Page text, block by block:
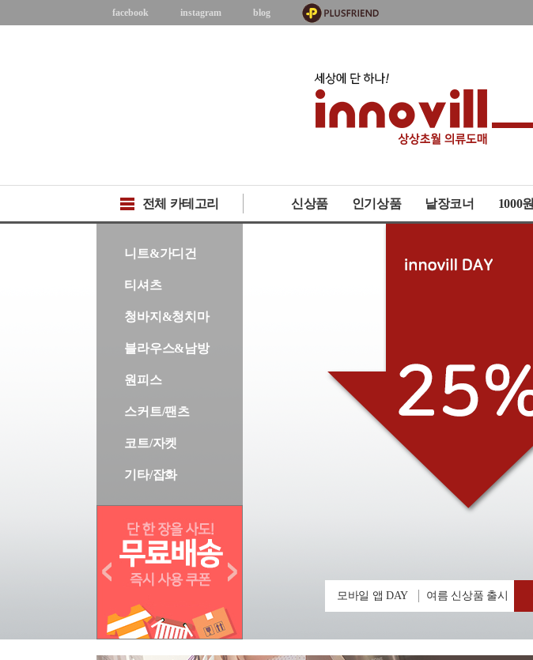
facebook instagram blog
전체 카테고리 신상품 인기상품 낱장코너 1000원
니트&가디건
티셔츠
청바지&청치마
블라우스&남방
원피스
스커트/팬츠
코트/자켓
기타/잡화
모바일 앱 DAY 여름 신상품 출시